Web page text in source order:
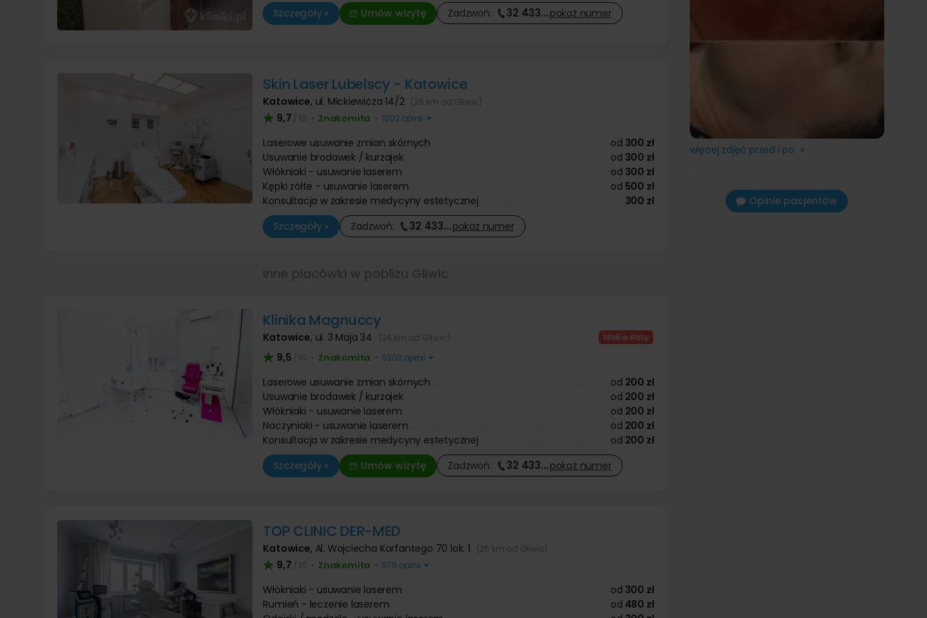
Szczegóły »
Umów wizytę Zadzwoń: 32 433…pokaż numer
Skin Laser Lubelscy - Katowice
Katowice, ul. Mickiewicza 14/2 (25 km od Gliwic)
9,7 / 10 • Znakomita • 1002 opinii
Laserowe usuwanie zmian skórnych od 300 zł
Usuwanie brodawek / kurzajek
od 300 zł
Włókniaki - usuwanie laserem
od 300 zł
Kępki żółte - usuwanie laserem
od 500 zł
Konsultacja w zakresie medycyny estetycznej
300 zł
Szczegóły »
Zadzwoń: 32 433…pokaż numer
Klinika Magnuccy
Katowice, ul. 3 Maja 34 (24 km od Gliwic)
9,5 / 10 • Znakomita • 6203 opinii
Laserowe usuwanie zmian skórnych od 200 zł
Usuwanie brodawek / kurzajek
od 200 zł
Włókniaki - usuwanie laserem
od 200 zł
Naczyniaki - usuwanie laserem
od 200 zł
Konsultacja w zakresie medycyny estetycznej
od 200 zł
Szczegóły »
Umów wizytę Zadzwoń: 32 433…pokaż numer
TOP CLINIC DER-MED
Katowice, Al. Wojciecha Korfantego 70 lok. 1 (25 km od Gliwic)
9,7 / 10 • Znakomita • 575 opinii
Włókniaki - usuwanie laserem od 300 zł
Rumień - leczenie laserem
od 480 zł
więcej zdjęć przed i po »
Opinie pacjentów